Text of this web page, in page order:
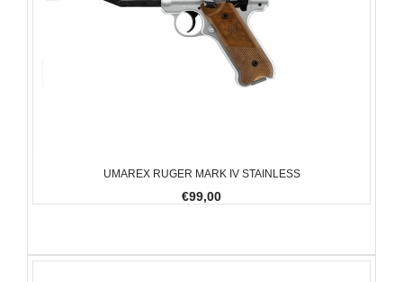
UMAREX RUGER MARK IV STAINLESS
€99,00